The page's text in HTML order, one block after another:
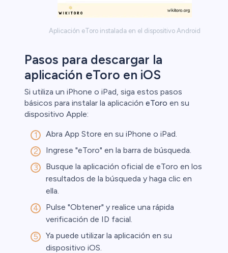
Aplicación eToro instalada en el dispositivo Android
Pasos para descargar la
aplicación eToro en iOS
Si utiliza un iPhone o iPad, siga estos pasos
básicos para instalar la aplicación eToro en su
dispositivo Apple:
Abra App Store en su iPhone o iPad.
Ingrese "eToro" en la barra de búsqueda.
Busque la aplicación oficial de eToro en los
resultados de la búsqueda y haga clic en
ella.
Pulse "Obtener" y realice una rápida
verificación de ID facial.
Ya puede utilizar la aplicación en su
dispositivo iOS.